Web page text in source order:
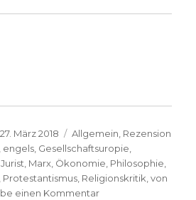
Veröffentlicht
am
27. März 2018 Kategorien
Allgemein Rezension
engels Gesellschaftsuropie
,Jurist Marx Ökonomie Philosophie
Protestantismus Religionskritik ,von
einen Kommentarzu